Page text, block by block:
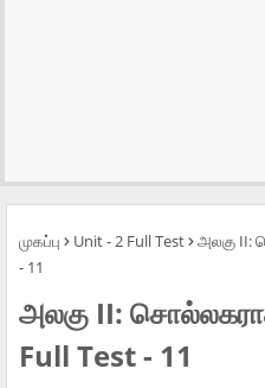
முகப்பு Unit - 2 Full Test
அலகு II:
- 11
அலகு II:
Full Test - 11